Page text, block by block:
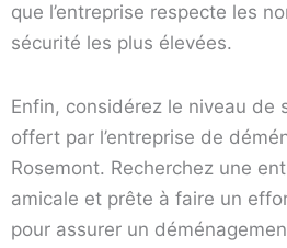
que l’entreprise respecte les
sécurité les plus élevées.
Enfin, considérez le niveau de
offert par l’entreprise de
Rosemont. Recherchez une
amicale et prête à faire un
pour assurer un